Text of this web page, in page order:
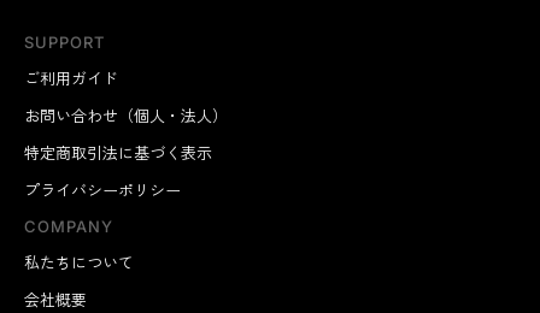
SUPPORT
ご利用ガイド
お問い合わせ（個人・法人）
特定商取引法に基づく表示
プライバシーポリシー
COMPANY
私たちについて
会社概要